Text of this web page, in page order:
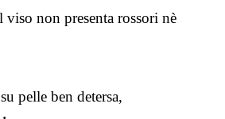
viso non presenta rossori nè
pelle ben detersa,